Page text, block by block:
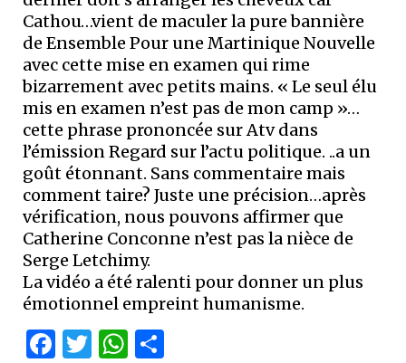
Cathou…vient de maculer la pure bannière
de Ensemble Pour une Martinique Nouvelle
avec cette mise en examen qui rime
bizarrement avec petits mains. « Le seul élu
mis en examen n’est pas de mon camp »…
cette phrase prononcée sur Atv dans
l’émission Regard sur l’actu politique. ..a un
goût étonnant. Sans commentaire mais
comment taire? Juste une précision…après
vérification, nous pouvons affirmer que
Catherine Conconne n’est pas la nièce de
Serge Letchimy.
La vidéo a été ralenti pour donner un plus
émotionnel empreint humanisme.
Facebook
Twitter
WhatsApp